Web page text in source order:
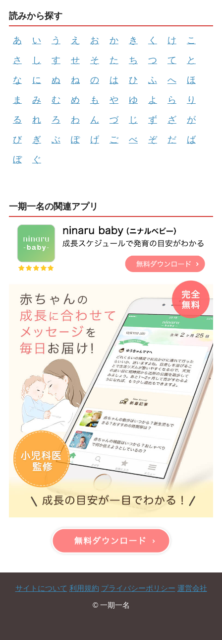
読みから探す
あ い う え お か き く け
こ
さ
し す せ そ た ち つ て
と
な
に ぬ ね の は ひ ふ へ
ほ
ま
み む め も や ゆ よ ら
り
る
れ ろ わ ん づ じ ず ざ
が
び
ぎ ぶ ぽ げ ご べ ぞ だ
ば
ぼ
ぐ
一期一名の関連アプリ
サイトについて 利用規約 プライバシーポリシー 運営会社
© 一期一名